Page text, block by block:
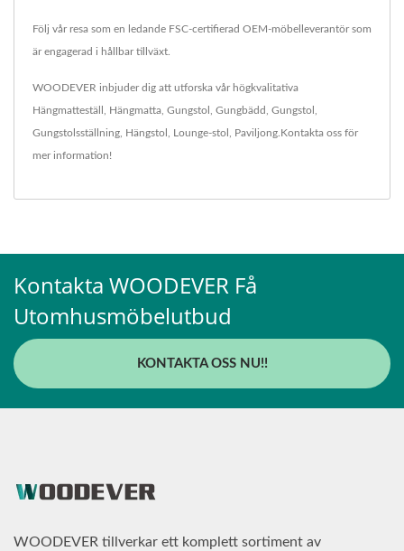
Följ vår resa som en ledande FSC-certifierad OEM-möbelleverantör som
är engagerad i hållbar tillväxt.
WOODEVER inbjuder dig att utforska vår högkvalitativa
Hängmatteställ , Hängmatta, Gungstol , Gungbädd , Gungstol ,
Gungstolsställning, Hängstol , Lounge-stol , Paviljong. Kontakta oss för
mer information!
Kontakta WOODEVER Få
Utomhusmöbelutbud
KONTAKTA OSS NU!!
WOODEVER tillverkar ett komplett sortiment av